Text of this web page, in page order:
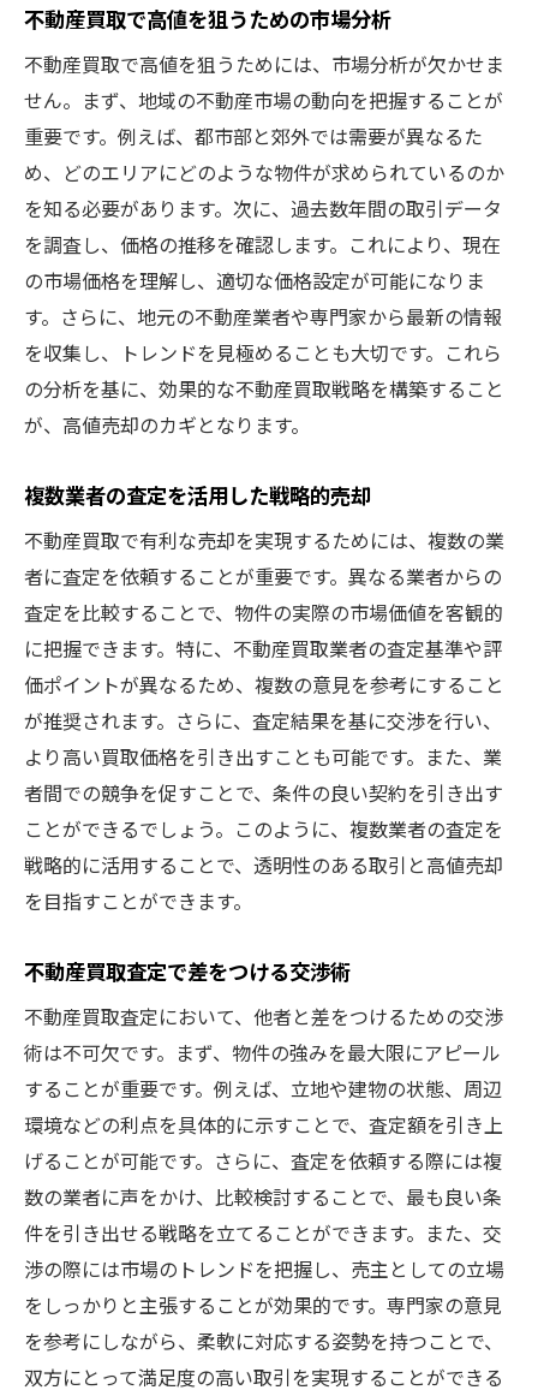
不動産買取査定で利益を最大化する術
お得に不動産を売却するための査定方法
不動産買取で得するための市場理解
査定を活用した不動産買取の得策
不動産買取で利益を引き出す方法
高く売るための不動産買取査定術
不動産買取査定で価値を高めるテクニック
査定価格を上げるための不動産改善法
不動産買取で高価格を実現する方法
売却価格を引き上げる不動産査定術
高く売却するための不動産買取の技
不動産買取成功のカギは査定にあり
不動産買取で成功するための査定チェック
査定が鍵！不動産買取の成功法
不動産査定の結果を最大限活用する方法
カギを握る査定！不動産買取の成功術
不動産買取成功のための査定戦略
査定を活かした不動産買取の秘訣
不動産買取査定で失敗しない秘策
不動産買取で失敗を防ぐ査定の注意点
査定で失敗しないための不動産買取の知識
不動産買取の査定で注意すべき点
失敗を避ける不動産買取の査定術
不動産買取査定でのリスク管理法
不動産買取で高値を狙うための市場分析
不動産買取で高値を狙うためには、市場分析が欠かせま
せん。まず、地域の不動産市場の動向を把握することが
重要です。例えば、都市部と郊外では需要が異なるた
め、どのエリアにどのような物件が求められているのか
を知る必要があります。次に、過去数年間の取引データ
を調査し、価格の推移を確認します。これにより、現在
の市場価格を理解し、適切な価格設定が可能になりま
す。さらに、地元の不動産業者や専門家から最新の情報
を収集し、トレンドを見極めることも大切です。これら
の分析を基に、効果的な不動産買取戦略を構築すること
が、高値売却のカギとなります。
複数業者の査定を活用した戦略的売却
不動産買取で有利な売却を実現するためには、複数の業
者に査定を依頼することが重要です。異なる業者からの
査定を比較することで、物件の実際の市場価値を客観的
に把握できます。特に、不動産買取業者の査定基準や評
価ポイントが異なるため、複数の意見を参考にすること
が推奨されます。さらに、査定結果を基に交渉を行い、
より高い買取価格を引き出すことも可能です。また、業
者間での競争を促すことで、条件の良い契約を引き出す
ことができるでしょう。このように、複数業者の査定を
戦略的に活用することで、透明性のある取引と高値売却
を目指すことができます。
不動産買取査定で差をつける交渉術
不動産買取査定において、他者と差をつけるための交渉
術は不可欠です。まず、物件の強みを最大限にアピール
することが重要です。例えば、立地や建物の状態、周辺
環境などの利点を具体的に示すことで、査定額を引き上
げることが可能です。さらに、査定を依頼する際には複
数の業者に声をかけ、比較検討することで、最も良い条
件を引き出せる戦略を立てることができます。また、交
渉の際には市場のトレンドを把握し、売主としての立場
をしっかりと主張することが効果的です。専門家の意見
を参考にしながら、柔軟に対応する姿勢を持つことで、
双方にとって満足度の高い取引を実現することができる